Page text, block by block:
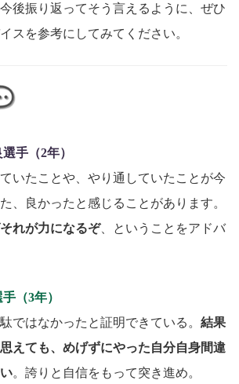
後振り返ってそう言えるように、ぜひ
スを参考にしてみてください。
手（2年）
いたことや、やり通していたことが今
、良かったと感じることがあります。
れが力になるぞ、ということをアドバ
（3年）
ではなかったと証明できている。 結果
えても、めげずにやった自分自身間違
。誇りと自信をもって突き進め。